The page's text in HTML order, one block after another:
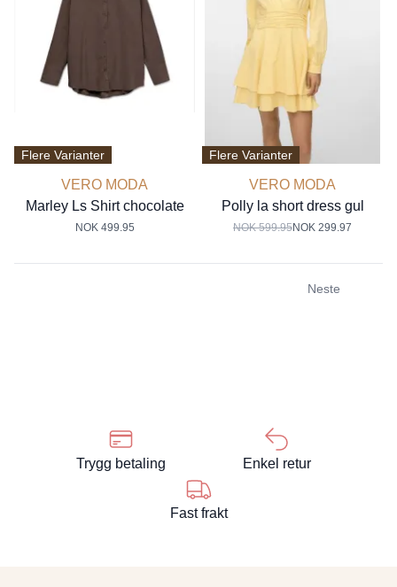
Flere Varianter
VERO MODA
Marley Ls Shirt chocolate
NOK 499.95
Flere Varianter
VERO MODA
Polly la short dress gul
NOK 599.95NOK 299.97
Neste
Trygg betaling Enkel retur
Fast frakt